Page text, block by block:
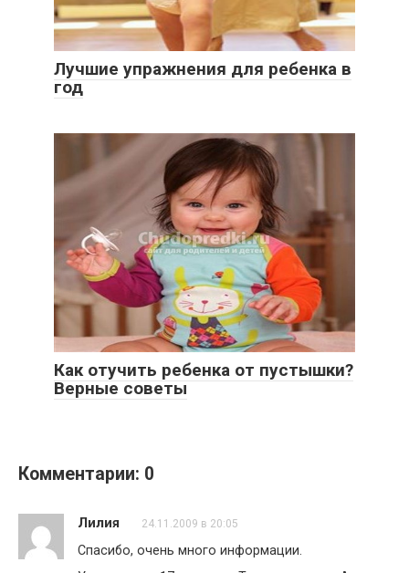
Лучшие упражнения для ребенка в
год
Как отучить ребенка от пустышки?
Верные советы
Комментарии: 0
Лилия 24.11.2009 в 20:05
Спасибо, очень много информации.